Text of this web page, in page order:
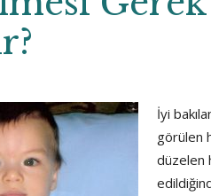
İyi
görülen
düzelen